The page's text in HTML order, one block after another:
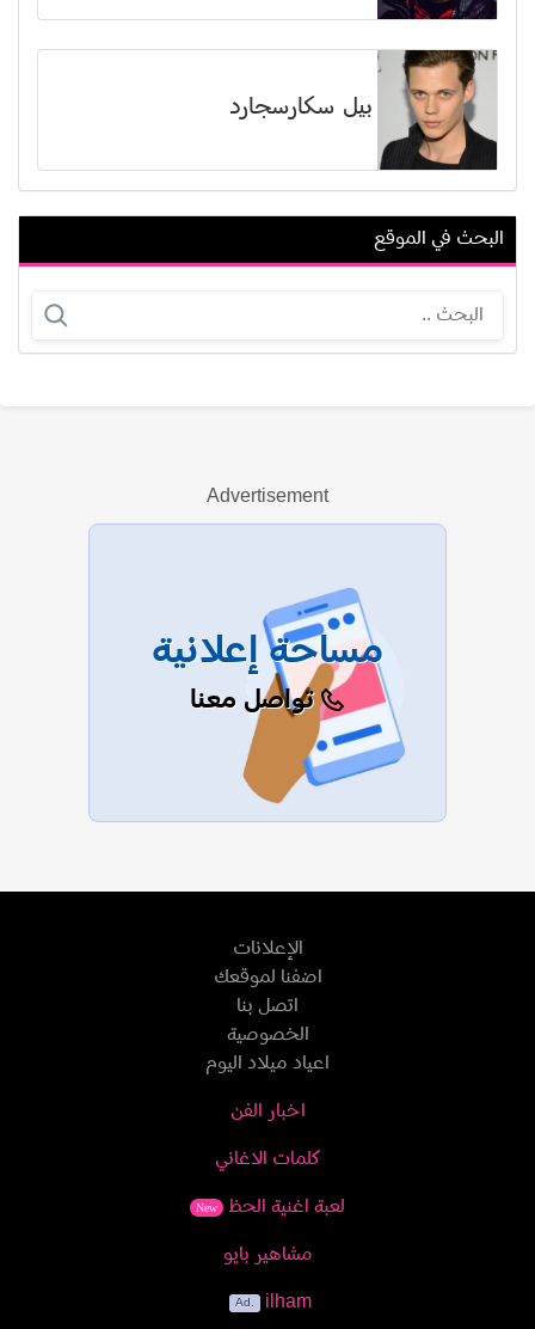
بيل سكارسجارد
حورية حسن
عرض الكل
البحث في الموقع
Advertisement
مساحة إعلانية
تواصل معنا
الإعلانات
اضفنا لموقعك
اتصل بنا
الخصوصية
اعياد ميلاد اليوم
اخبار الفن
كلمات الاغاني
لعبة اغنية الحظ New
مشاهير بايو
ilham